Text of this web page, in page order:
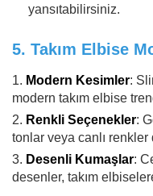
yansıtabilirsiniz.
5. Takım Elbise
Modern Kesimler:
modern takım elbise
Renkli Seçenekler:
tonlar veya canlı renkler
Desenli Kumaşlar:
desenler, takım